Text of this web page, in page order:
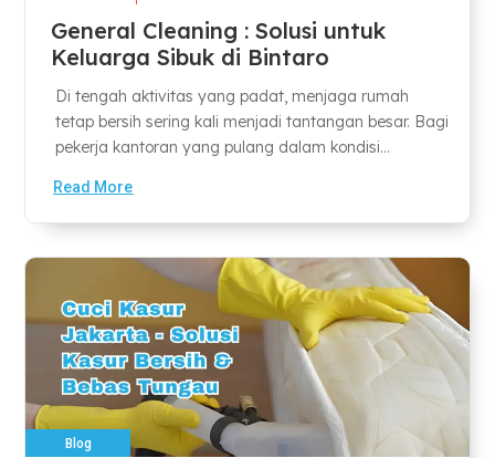
General Cleaning : Solusi untuk
Keluarga Sibuk di Bintaro
Di tengah aktivitas yang padat, menjaga rumah
tetap bersih sering kali menjadi tantangan besar. Bagi
pekerja kantoran yang pulang dalam kondisi...
Read More
Blog